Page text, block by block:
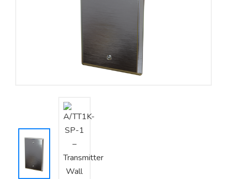
Nhà sản xuất thiết bị điều khiển
Cung cấp giải pháp quản lý cho toà nhà (BMS)
Tư vấn – Thiết kế – Cung cấp thiết bị HVAC
Tư vấn thiết kế, thi công tủ điều khiển
Thi công – Lắp đặt hệ thống HVAC